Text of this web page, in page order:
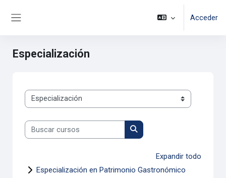
Acceder
Especialización
Categorías
Buscar cursos
Buscar cursos
Expandir todo
Especialización en Patrimonio Gastronómico